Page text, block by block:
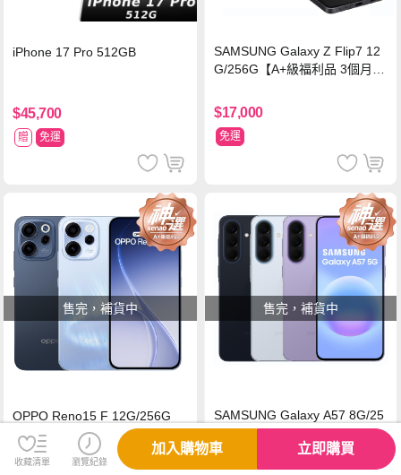
iPhone 17 Pro 512GB
$45,700
贈 免運
SAMSUNG Galaxy Z Flip7 12
G/256G【A+級福利品 3個月保
$17,000
免運
售完，補貨中
OPPO Reno15 F 12G/256G
【A+級福利品 6個月保固】
售完，補貨中
SAMSUNG Galaxy A57 8G/25
6G 雅痞藍【A+級福利品 6個月
保固】
收藏清單 瀏覽紀錄
加入購物車 立即購買